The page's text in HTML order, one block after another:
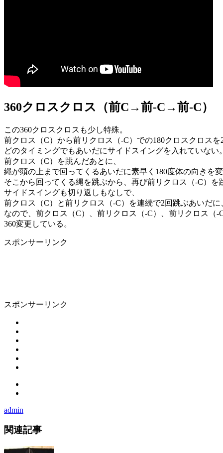
360クロスクロス（前C→前-C→前-C）
この360クロスクロスも少し特殊。
前クロス（C）から前リクロス（-C）での180クロスクロスを
どのタイミングでもあいだにサイドスイングを入れていない
前クロス（C）を跳んだあとに、
縄が頭の上まで回ってくるあいだに素早く180度体の向きを
そこから回ってくる縄を跳ぶから、再び前リクロス（-C）を
サイドスイングも切り返しもなしで、
前クロス（C）と前リクロス（-C）を連続で2回跳ぶあいだ
なので、前クロス（C）、前リクロス（-C）、前リクロス（
360変更している。
スポンサーリンク
スポンサーリンク
admin
関連記事